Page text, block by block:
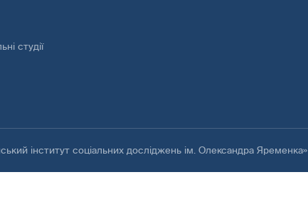
студії
інститут соціальних досліджень ім. Олександра Яременка»